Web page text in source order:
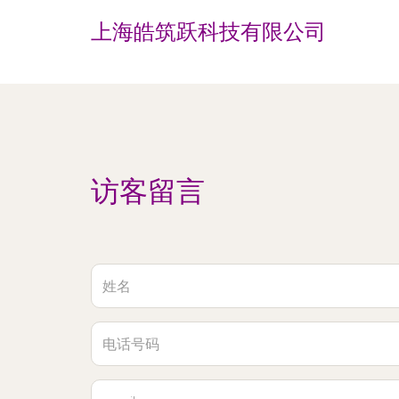
上海皓筑跃科技有限公司
访客留言